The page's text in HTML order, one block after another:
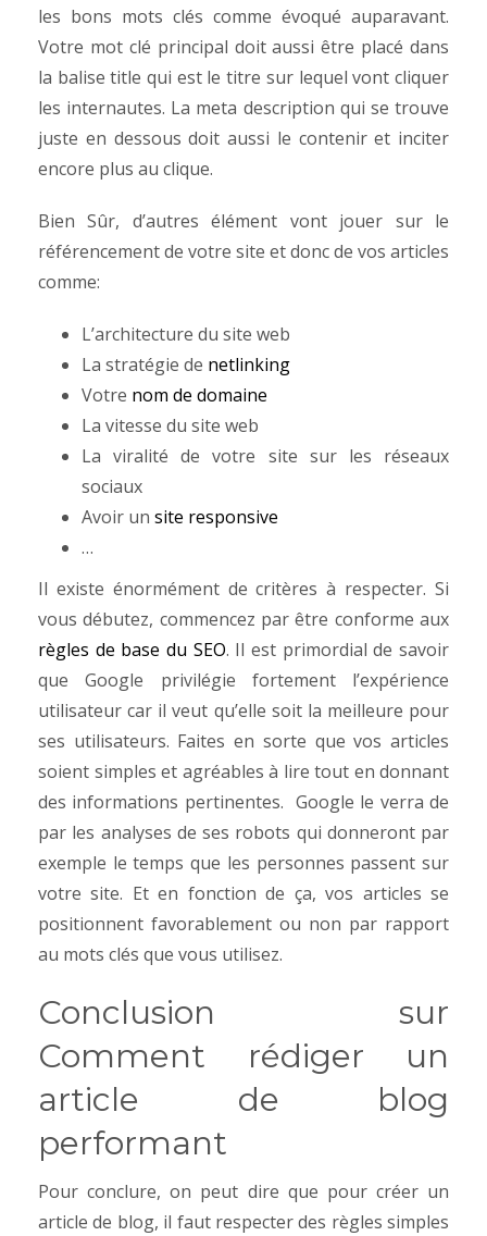
les bons mots clés comme évoqué auparavant.
Votre mot clé principal doit aussi être placé dans
la balise title qui est le titre sur lequel vont cliquer
les internautes. La meta description qui se trouve
juste en dessous doit aussi le contenir et inciter
encore plus au clique.
Bien Sûr, d’autres élément vont jouer sur le
référencement de votre site et donc de vos articles
comme:
L’architecture du site web
La stratégie de netlinking
Votre nom de domaine
La vitesse du site web
La viralité de votre site sur les réseaux
sociaux
Avoir un site responsive
…
Il existe énormément de critères à respecter. Si
vous débutez, commencez par être conforme aux
règles de base du SEO. Il est primordial de savoir
que Google privilégie fortement l’expérience
utilisateur car il veut qu’elle soit la meilleure pour
ses utilisateurs. Faites en sorte que vos articles
soient simples et agréables à lire tout en donnant
des informations pertinentes. Google le verra de
par les analyses de ses robots qui donneront par
exemple le temps que les personnes passent sur
votre site. Et en fonction de ça, vos articles se
positionnent favorablement ou non par rapport
au mots clés que vous utilisez.
Conclusion sur
Comment rédiger un
article de blog
performant
Pour conclure, on peut dire que pour créer un
article de blog, il faut respecter des règles simples